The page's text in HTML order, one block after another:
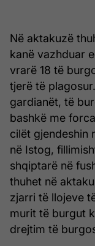
Në aktakuzë
kanë vazhduar
vrarë 18 të
tjerë të
gardianët, të
bashkë me
cilët gjendeshin
në Istog,
shqiptarë në
thuhet në
zjarri të llojeve
murit të burgut
drejtim të